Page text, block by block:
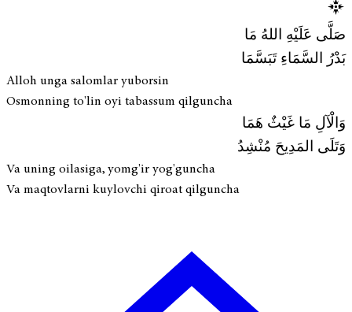
صَلَّى عَلَيْهِ اللهُ مَا
بَدْرُ السَّمَاءِ تَبَسَّمَا
Alloh unga salomlar yuborsin
Osmonning to'lin oyi tabassum qilguncha
وَالْآلِ مَا غَيْثٌ هَمَا
وَتَلَى المَدِيحَ مُنْشِدُ
Va uning oilasiga, yomg'ir yog'guncha
Va maqtovlarni kuylovchi qiroat qilguncha